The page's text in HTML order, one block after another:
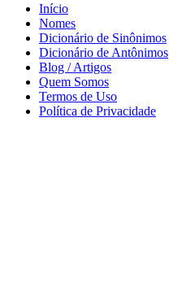
Início
Nomes
Dicionário de Sinônimos
Dicionário de Antônimos
Blog / Artigos
Quem Somos
Termos de Uso
Política de Privacidade